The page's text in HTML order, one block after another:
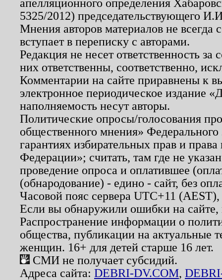
апелляционного определения
5325/2012) председательствующего
Мнения авторов материалов не
вступает в переписку с авторами.
Редакция не несет ответственность
них ответственны, соответственно,
Комментарии на сайте приравнены к
электронное периодическое издание
наполняемость несут авторы.
Политические опросы/голосования
общественного мнения»
гарантиях избирательных прав и
Федерации»; считать, там где не
проведение опроса и оплатившее
(обнародование) - едино - сайт, без
Часовой пояс сервера UTC+11
Если вы обнаружили ошибки на
Распространение информации о
общества, публикации на актуальные
женщин. 16+ для детей старше 16 лет.
СМИ не получает субсидий.
Адреса сайта: DEBRI-DV.COM,